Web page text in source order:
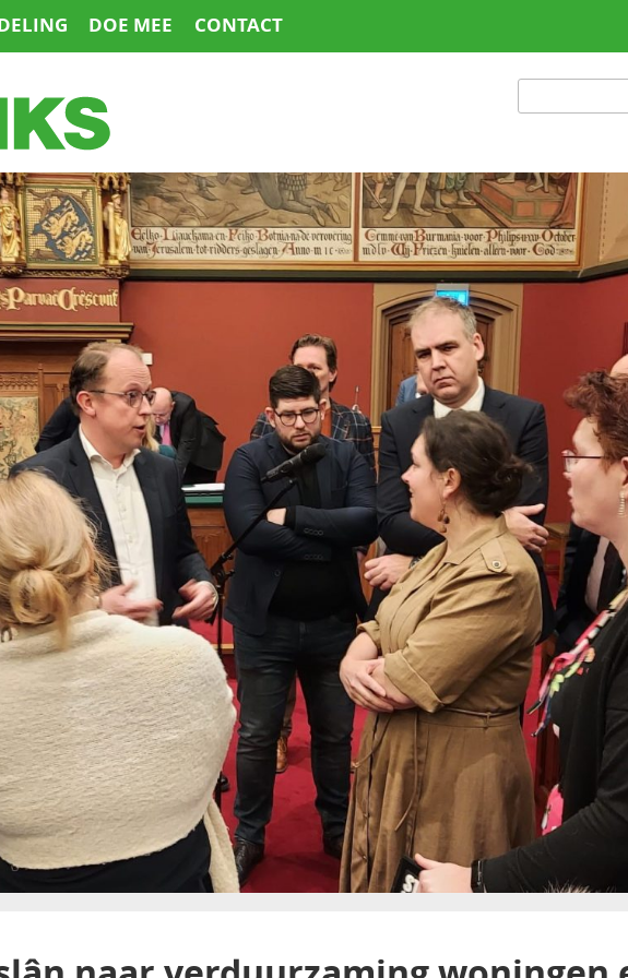
DOE MEE CONTACT